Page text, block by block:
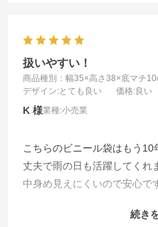
扱いやすい！
商品種別：幅35×高さ38×底マチ
デザイン:とても良い 価格:良い
K 業種:小売業
こちらのビニール袋はもう10
丈夫で雨の日も活躍してくれ
中身め見えにくいので安心で
続き